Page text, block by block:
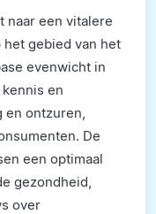
naar een vitalere
gebied van het
evenwicht in
en
ontzuren,
De
een optimaal
gezondheid,
over